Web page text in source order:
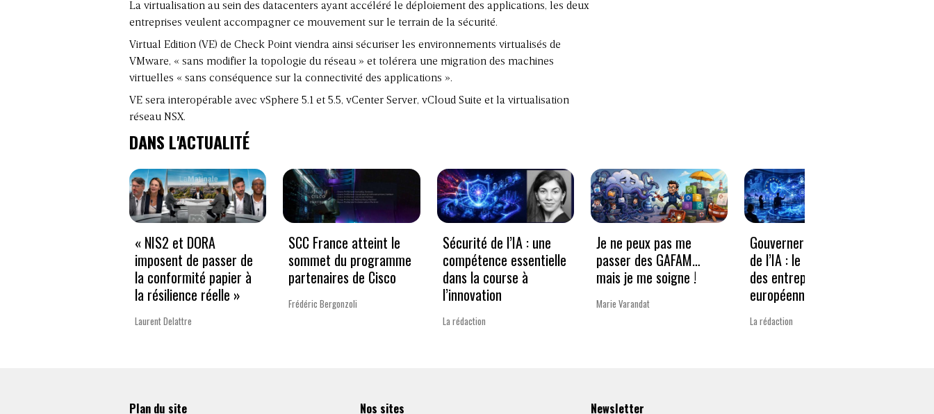
La virtualisation au sein des datacenters ayant accéléré le déploiement des applications, les deux
entreprises veulent accompagner ce mouvement sur le terrain de la sécurité.
Virtual Edition (VE) de Check Point viendra ainsi sécuriser les environnements virtualisés de
VMware, « sans modifier la topologie du réseau » et tolérera une migration des machines
virtuelles « sans conséquence sur la connectivité des applications ».
VE sera interopérable avec vSphere 5.1 et 5.5, vCenter Server, vCloud Suite et la virtualisation
réseau NSX.
DANS L'ACTUALITÉ
« NIS2 et DORA
imposent de passer de
la conformité papier à
la résilience réelle »
Laurent Delattre
SCC France atteint le
sommet du programme
partenaires de Cisco
Frédéric Bergonzoli
Sécurité de l’IA : une
compétence essentielle
dans la course à
l’innovation
La rédaction
Je ne peux pas me
passer des GAFAM…
mais je me soigne !
Marie Varandat
Gouverner à la vitesse
de l’IA : le nouveau défi
des entreprises
européennes
La rédaction
Plan du site Nos sites Newsletter